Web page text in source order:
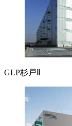
GLP杉戸Ⅱ